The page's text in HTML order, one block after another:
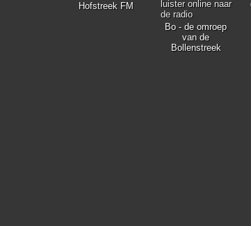
Hofstreek FM
Bo - de omroep
van de
Bollenstreek